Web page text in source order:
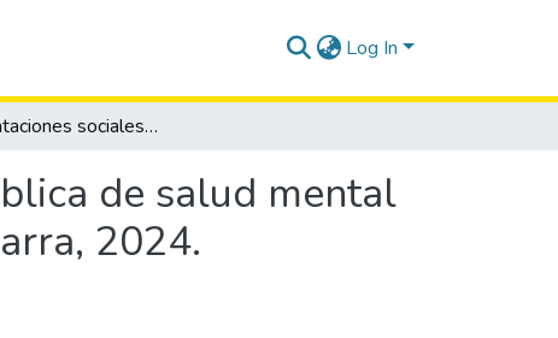
Log In
Representaciones sociales acerca de la política pública de salud mental en psicólogo/as del sector de educación, cantón Ibarra, 2024.
de salud mental
2024.